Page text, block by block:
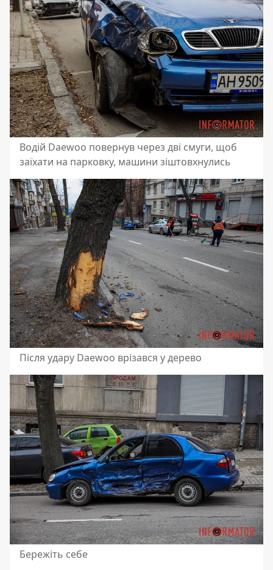
Водій Daewoo повернув через дві смуги, щоб
заїхати на парковку, машини зіштовхнулись
Після удару Daewoo врізався у дерево
Бережіть себе